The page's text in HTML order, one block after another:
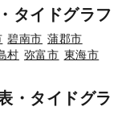
タイドグラフ
碧南市 蒲郡市
村 弥富市 東海市
・タイドグラ